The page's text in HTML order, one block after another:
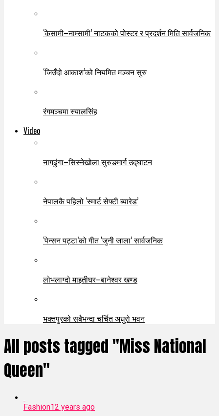
‘केसामी–नाम्सामी’ नाटकको पोस्टर र प्रदर्शन मिति सार्वजनिक
‘जिउँदो आकाश’को नियमित मञ्चन सुरु
रंगमञ्चमा स्यालसिंह
Video
नागढुंगा–सिस्नेखोला सुरुङमार्ग उद्घाटन
नेपालकै पहिलो ‘स्मार्ट सेफ्टी ब्यारेड’
‘पेन्सन पट्टा’को गीत ‘जुनी जाला’ सार्वजनिक
लोभलाग्दो माइतीघर–बानेश्वर खण्ड
भक्तपुरको सबैभन्दा चर्चित अधुरो भवन
All posts tagged "Miss National
Queen"
Fashion12 years ago